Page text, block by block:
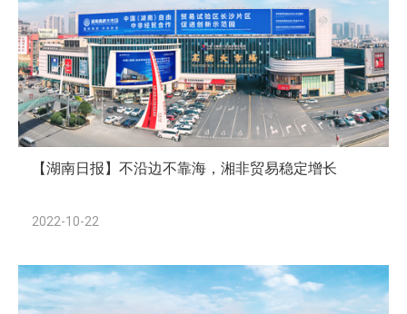
【湖南日报】不沿边不靠海，湘非贸易稳定增长
2022-10-22